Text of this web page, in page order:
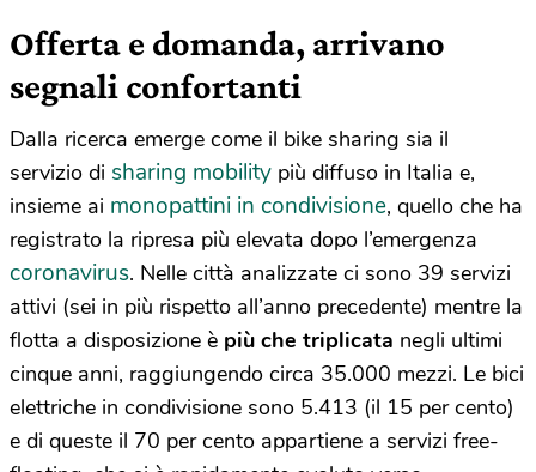
Offerta e domanda, arrivano
segnali confortanti
Dalla ricerca emerge come il bike sharing sia il
servizio di sharing mobility più diffuso in Italia e,
insieme ai monopattini in condivisione, quello che ha
registrato la ripresa più elevata dopo l’emergenza
coronavirus. Nelle città analizzate ci sono 39 servizi
attivi (sei in più rispetto all’anno precedente) mentre la
flotta a disposizione è più che triplicata negli ultimi
cinque anni, raggiungendo circa 35.000 mezzi. Le bici
elettriche in condivisione sono 5.413 (il 15 per cento)
e di queste il 70 per cento appartiene a servizi free-